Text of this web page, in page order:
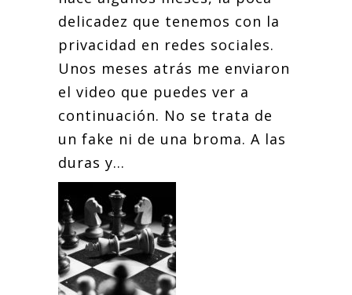
delicadez que tenemos con la
privacidad en redes sociales.
Unos meses atrás me enviaron
el video que puedes ver a
continuación. No se trata de
un fake ni de una broma. A las
duras y...